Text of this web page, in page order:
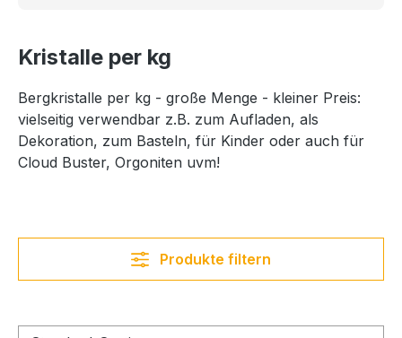
Kristalle per kg
Bergkristalle per kg - große Menge - kleiner Preis:
vielseitig verwendbar z.B. zum Aufladen, als
Dekoration, zum Basteln, für Kinder oder auch für
Cloud Buster, Orgoniten uvm!
Produkte filtern